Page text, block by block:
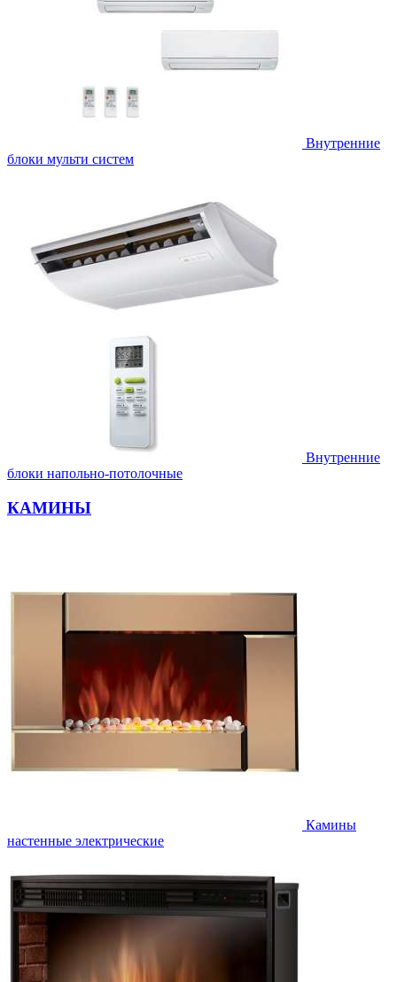
Внутренние
блоки мульти систем
Внутренние
блоки напольно-потолочные
КАМИНЫ
Камины
настенные электрические